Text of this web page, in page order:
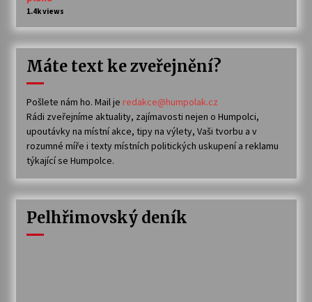
1.4k views
Máte text ke zveřejnění?
Pošlete nám ho. Mail je redakce@humpolak.cz
Rádi zveřejníme aktuality, zajímavosti nejen o Humpolci,
upoutávky na místní akce, tipy na výlety, Vaši tvorbu a v
rozumné míře i texty místních politických uskupení a reklamu
týkající se Humpolce.
Pelhřimovský deník